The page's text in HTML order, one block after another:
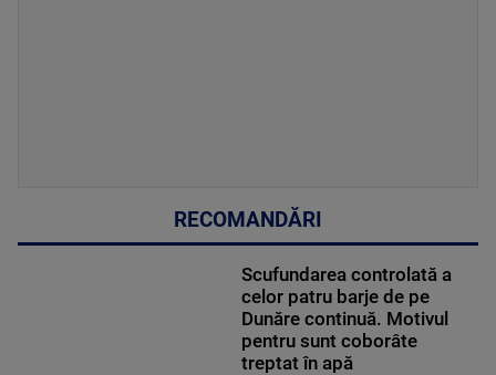
RECOMANDĂRI
Scufundarea controlată a
celor patru barje de pe
Dunăre continuă. Motivul
pentru sunt coborâte
treptat în apă